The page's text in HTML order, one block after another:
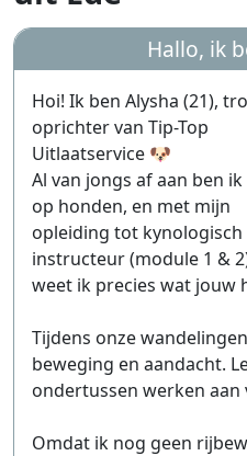
Hallo, ik
Hoi! Ik ben Alysha (21),
oprichter van Tip-Top
Uitlaatservice 🐶
Al van jongs af aan ben
op honden, en met mijn
opleiding tot kynologisch
instructeur (module 1 &
weet ik precies wat jouw
Tijdens onze
beweging en aandacht.
ondertussen werken
Omdat ik nog geen